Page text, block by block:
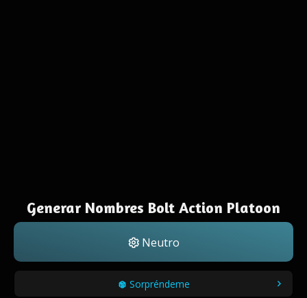
Generar Nombres Bolt Action Platoon
Neutro
Sorpréndeme